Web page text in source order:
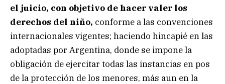
el juicio, con objetivo de hacer valer los
derechos del niño, conforme a las convenciones
internacionales vigentes; haciendo hincapié en las
adoptadas por Argentina, donde se impone la
obligación de ejercitar todas las instancias en pos
de la protección de los menores, más aun en la